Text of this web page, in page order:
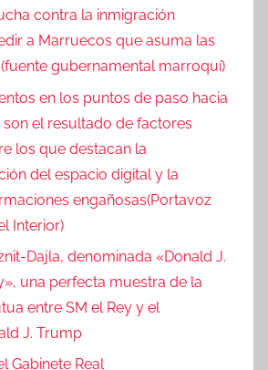
contra la inmigración
a Marruecos que asuma las
gubernamental marroquí)
en los puntos de paso hacia
son el resultado de factores
los que destacan la
del espacio digital y la
engañosas(Portavoz
Interior)
Dajla, denominada «Donald J.
una perfecta muestra de la
entre SM el Rey y el
J. Trump
Gabinete Real